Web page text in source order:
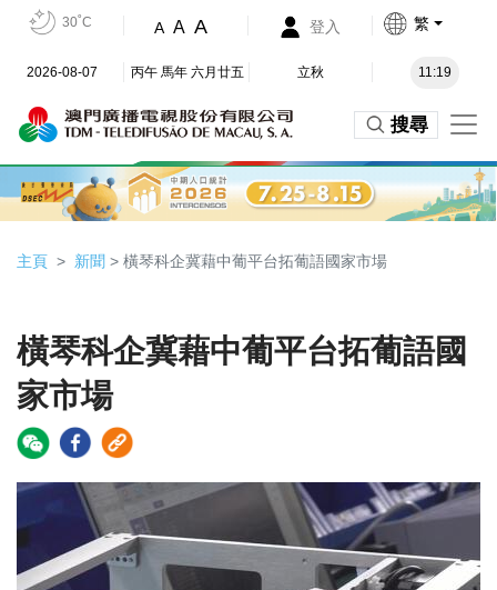
30˚C A A A 登入 繁
2026-08-07 丙午 馬年 六月廿五 立秋 11:19
搜尋
主頁 新聞 > 橫琴科企冀藉中葡平台拓葡語國家市場
橫琴科企冀藉中葡平台拓葡語國
家市場